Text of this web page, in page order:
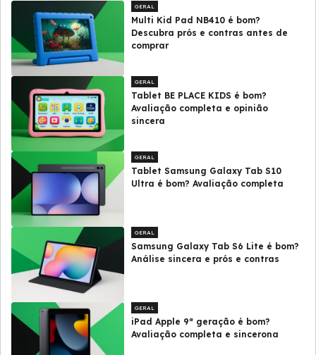
GERAL
Multi Kid Pad NB410 é bom?
Descubra prós e contras antes de
comprar
GERAL
Tablet BE PLACE KIDS é bom?
Avaliação completa e opinião
sincera
GERAL
Tablet Samsung Galaxy Tab S10
Ultra é bom? Avaliação completa
GERAL
Samsung Galaxy Tab S6 Lite é bom?
Análise sincera e prós e contras
GERAL
iPad Apple 9ª geração é bom?
Avaliação completa e sincerona